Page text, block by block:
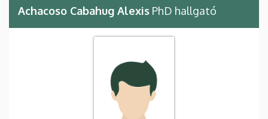
Achacoso Cabahug Alexis PhD hallgató